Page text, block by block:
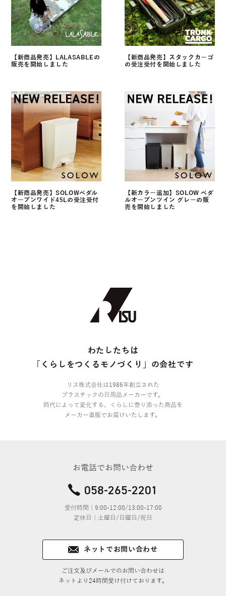
【新商品発売】LALASABLEの
販売を開始しました
【新商品発売】スタックカーゴ
の受注受付を開始しました
【新商品発売】SOLOWペダル
オープンワイド45Lの受注受付
を開始しました
【新カラー追加】SOLOW ペダ
ルオープンツイン グレーの販
売を開始しました
わたしたちは
「くらしをつくるモノづくり」の会社です
リス株式会社は1986年創立された
プラスチックの日用品メーカーです。
時代によって変化する、くらしに寄り添った商品を
メーカー直販でお届けいたします。
お電話でお問い合わせ
058-265-2201
受付時間｜9:00-12:00/13:00-17:00
定休日｜土曜日/日曜日/祝日
ネットでお問い合わせ
ご注文及びメールでのお問い合わせは
ネットより24時間受け付けております。